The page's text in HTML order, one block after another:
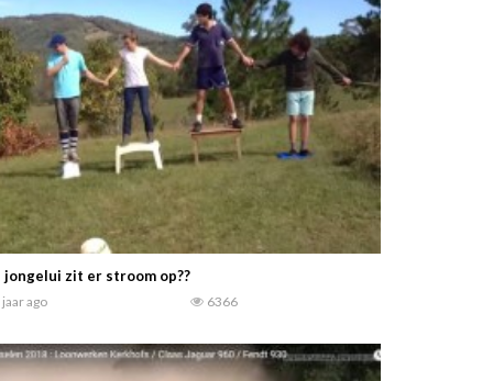
jongelui zit er stroom op??
ago 6366